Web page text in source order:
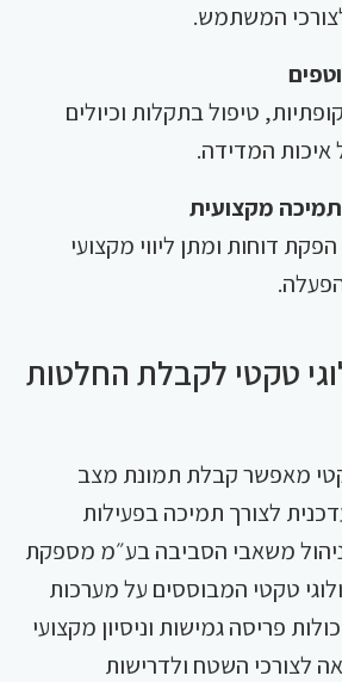
המשתמש.
טיפול בתקלות וכיולים
איכות המדידה.
מקצועית
דוחות ומתן ליווי מקצועי
טקטי לקבלת החלטות
מאפשר קבלת תמונת מצב
לצורך תמיכה בפעילות
משאבי הסביבה בע״מ מספקת
טקטי המבוססים על מערכות
פריסה גמישות וניסיון מקצועי
לצורכי השטח ולדרישות